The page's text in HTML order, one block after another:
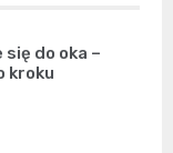
do oka –
kroku